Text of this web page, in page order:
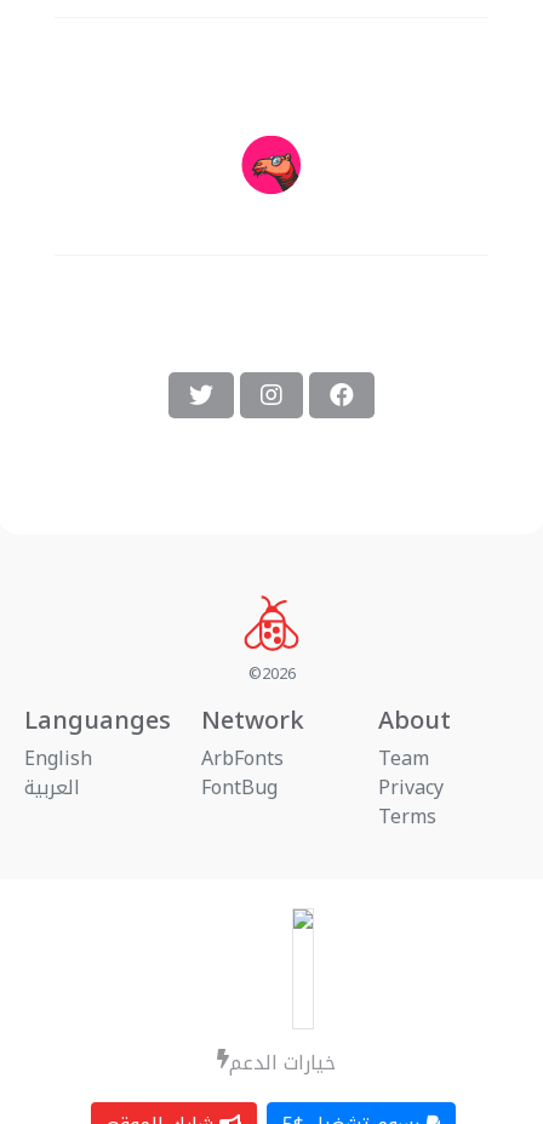
خيارات الدعم
©2026
Languanges
English
العربية
Network
ArbFonts
FontBug
About
Team
Privacy
Terms